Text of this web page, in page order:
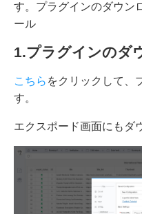
す。プラグインのダウン
ール
1.プラグインのダ
こちら をクリックして、
す。
エクスポード画面にもダ